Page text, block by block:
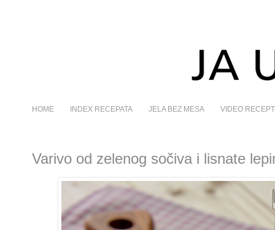
HOME INDEX RECEPATA JELA BEZ MESA VIDEO
Varivo od zelenog sočiva i lisnate